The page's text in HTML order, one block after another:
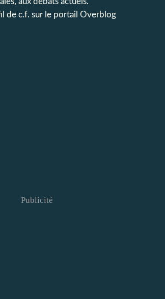
de c.f. sur le portail Overblog
Publicité